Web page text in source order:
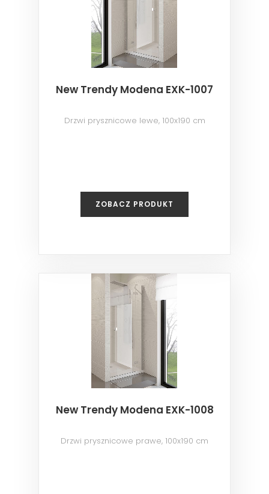
New Trendy Modena EXK-1007
Drzwi prysznicowe lewe, 100x190 cm
ZOBACZ PRODUKT
New Trendy Modena EXK-1008
Drzwi prysznicowe prawe, 100x190 cm